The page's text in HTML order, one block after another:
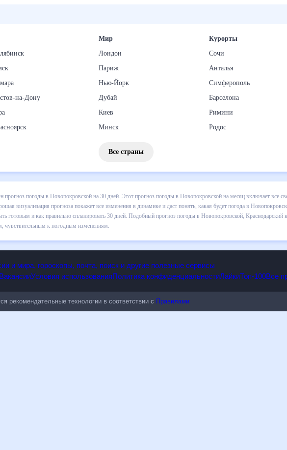
на-Дону
Мир
Лондон
Париж
Нью-Йорк
Дубай
Киев
Минск
Курорты
Сочи
Анталья
Симферополь
Барселона
Римини
Родос
Все страны
прогноз погоды в Новопокровской на 30 дней. Этот прогноз погоды в
сведения по дневной температуре , выпадении осадков т.д. Хорошая визуализация
понять, какая будет погода в Новопокровской в ближайший месяц, к каким
30 дней. Подобный прогноз погоды в Новопокровской, Краснодарский край, Россия,
и мира, гороскопы, почта, поиск и другие полезные сервисы
рекомендательные технологии в соответствии сПравилами